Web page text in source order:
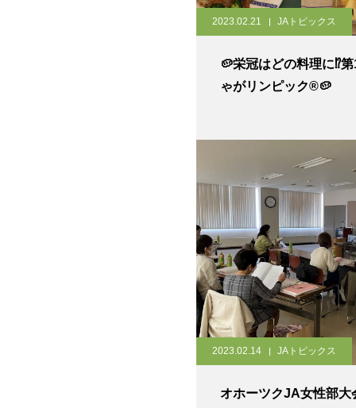
2023.02.21 JAトピックス
🥔栄冠はどの料理に⁉
ゃがリンピック®🥔
2023.02.14 JAトピックス
オホーツクJA女性部大